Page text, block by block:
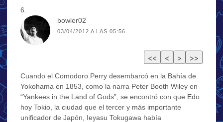
bowler02
03/04/2012 A LAS 05:56
Cuando el Comodoro Perry desembarcó en la Bahía de
Yokohama en 1853, como la narra Peter Booth Wiley en
“Yankees in the Land of Gods”, se encontró con que Edo
hoy Tokio, la ciudad que el tercer y más importante
unificador de Japón, Ieyasu Tokugawa había